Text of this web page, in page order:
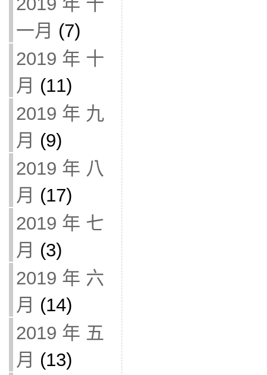
一月 (7)
2019 年 十
月 (11)
2019 年 九
月 (9)
2019 年 八
月 (17)
2019 年 七
月 (3)
2019 年 六
月 (14)
2019 年 五
月 (13)